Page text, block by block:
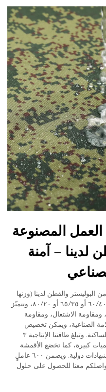
المصنوعة
لدينا – آمنة
والقطن لدينا (وزنها
١٩٥ جرام/متر مربع) بنسبة خلط تبلغ ٦٠/٤٠ أو ٦٥/٣٥ أو ٨٠/٢٠، وتتميّز
الاشتعال، ومقاومة
الصناعية، ويمكن تخصيص
وظائف إضافية مثل مقاومة الكهرباء الساكنة. وتبلغ طاقتنا الإنتاجية ٣
كبيرة، كما تخضع الأقمشة
لفحوصات جودة صارمة وتحصل على شهادات دولية. ويضمن ٦٠٠ عاملٍ
معنا للحصول على حلول